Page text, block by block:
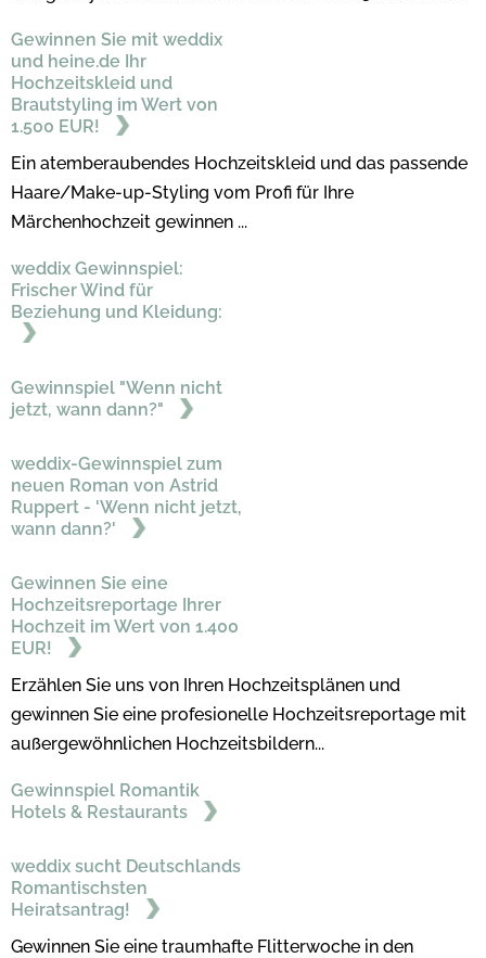
Gewinnen Sie mit weddix
und heine.de Ihr
Hochzeitskleid und
Brautstyling im Wert von
1.500 EUR!
Ein atemberaubendes Hochzeitskleid und das passende
Haare/Make-up-Styling vom Profi für Ihre
Märchenhochzeit gewinnen ...
weddix Gewinnspiel:
Frischer Wind für
Beziehung und Kleidung:
Gewinnspiel "Wenn nicht
jetzt, wann dann?"
weddix-Gewinnspiel zum
neuen Roman von Astrid
Ruppert - 'Wenn nicht jetzt,
wann dann?'
Gewinnen Sie eine
Hochzeitsreportage Ihrer
Hochzeit im Wert von 1.400
EUR!
Erzählen Sie uns von Ihren Hochzeitsplänen und
gewinnen Sie eine profesionelle Hochzeitsreportage mit
außergewöhnlichen Hochzeitsbildern...
Gewinnspiel Romantik
Hotels & Restaurants
weddix sucht Deutschlands
Romantischsten
Heiratsantrag!
Gewinnen Sie eine traumhafte Flitterwoche in den